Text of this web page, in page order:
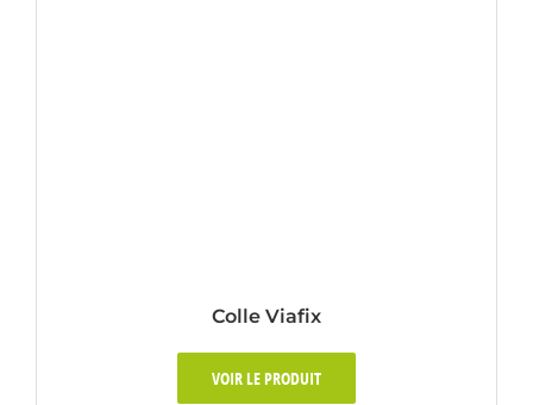
Colle Viafix
VOIR LE PRODUIT